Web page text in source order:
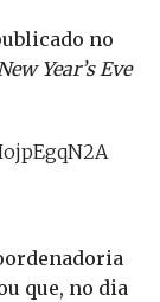
no
Year’s Eve
que, no dia